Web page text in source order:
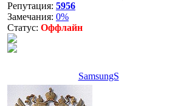
Репутация: 5956
Замечания: 0%
Статус: Оффлайн
SamsungS